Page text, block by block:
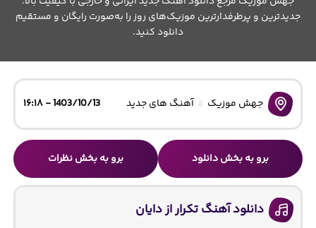
جدیدترین و پرطرفدارترین موزیک‌های روز را به‌صورت رایگان و مستقیم
دانلود کنید.
جهش موزیک آهنگ های جدید 1403/10/13 - ۱۶:۱۸
برو به بخش دانلود برو به بخش نظرات
دانلود آهنگ تکرار از دایان